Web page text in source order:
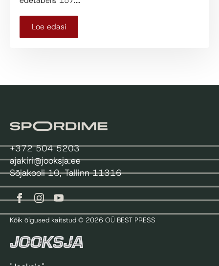
Loe edasi
+372 504 5203
ajakiri@jooksja.ee
Sõjakooli 10, Tallinn 11316
Kõik õigused kaitstud © 2026 OÜ BEST PRESS